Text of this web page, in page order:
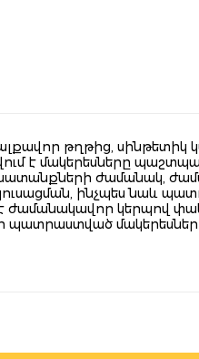
թղթից, սինթետիկ
է մակերեսները
ժամանակ,
ինչպես նաև
կերպով
պատրաստված